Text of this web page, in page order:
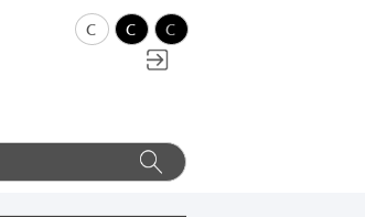
c c c